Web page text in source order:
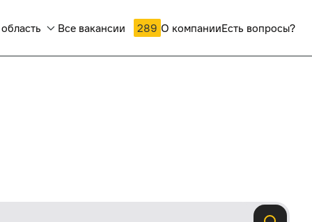
Все вакансии 289 О компанииЕсть вопросы?